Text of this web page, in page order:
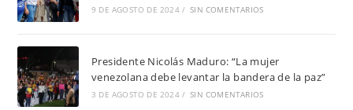
9 DE AGOSTO DE 2024 / SIN COMENTARIOS
Presidente Nicolás Maduro: “La mujer
venezolana debe levantar la bandera de la paz”
3 DE AGOSTO DE 2024 / SIN COMENTARIOS